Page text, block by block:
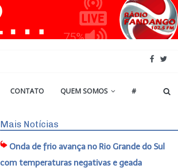
CONTATO QUEM SOMOS #
Mais Notícias
Onda de frio avança no Rio Grande do Sul
com temperaturas negativas e geada